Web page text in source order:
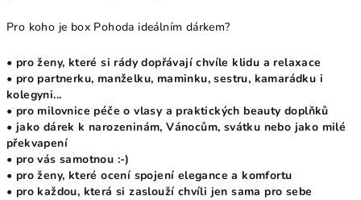
Pro koho je box Pohoda ideálním dárkem?
• pro ženy, které si rády dopřávají chvíle klidu a relaxace
• pro partnerku, manželku, maminku, sestru, kamarádku i
kolegyni...
• pro milovnice péče o vlasy a praktických beauty doplňků
• jako dárek k narozeninám, Vánocům, svátku nebo jako milé
překvapení
• pro vás samotnou :-)
• pro ženy, které ocení spojení elegance a komfortu
• pro každou, která si zaslouží chvíli jen sama pro sebe